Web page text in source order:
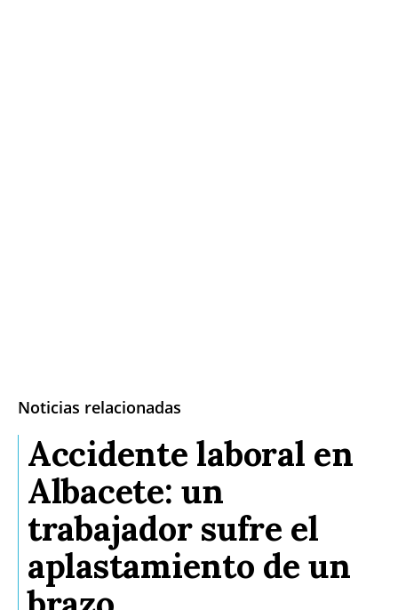
Noticias relacionadas
Accidente laboral en
Albacete: un
trabajador sufre el
aplastamiento de un